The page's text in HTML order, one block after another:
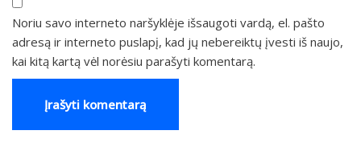
Noriu savo interneto naršyklėje išsaugoti vardą, el. pašto
adresą ir interneto puslapį, kad jų nebereiktų įvesti iš naujo,
kai kitą kartą vėl norėsiu parašyti komentarą.